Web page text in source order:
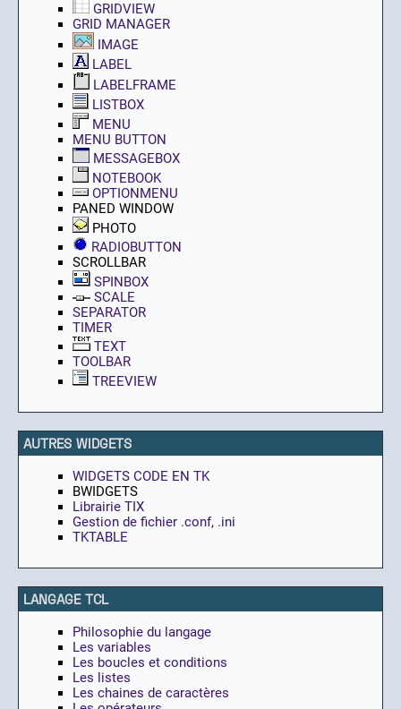
GRIDVIEW
GRID MANAGER
IMAGE
LABEL
LABELFRAME
LISTBOX
MENU
MENU BUTTON
MESSAGEBOX
NOTEBOOK
OPTIONMENU
PANED WINDOW
PHOTO
RADIOBUTTON
SCROLLBAR
SPINBOX
SCALE
SEPARATOR
TIMER
TEXT
TOOLBAR
TREEVIEW
AUTRES WIDGETS
WIDGETS CODE EN TK
BWIDGETS
Librairie TIX
Gestion de fichier .conf, .ini
TKTABLE
LANGAGE TCL
Philosophie du langage
Les variables
Les boucles et conditions
Les listes
Les chaines de caractères